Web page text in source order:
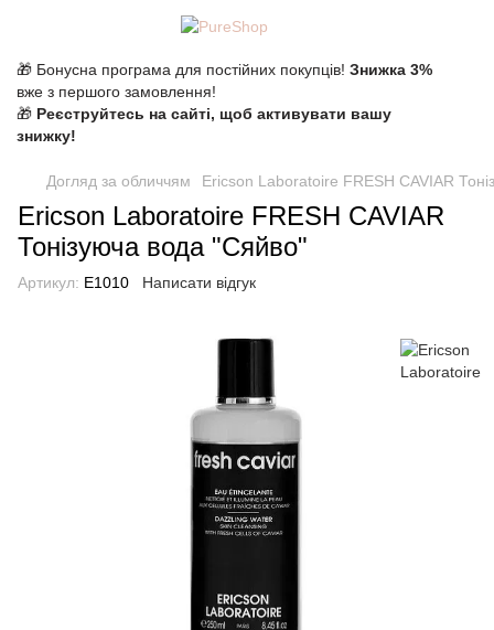
🎁 Бонусна програма для постійних покупців! Знижка 3%
вже з першого замовлення!
🎁 Реєструйтесь на сайті, щоб активувати вашу
знижку!
Догляд за обличчям Ericson Laboratoire FRESH CAVIAR
Ericson Laboratoire FRESH CAVIAR
Тонізуюча вода "Сяйво"
Артикул: E1010 Написати відгук